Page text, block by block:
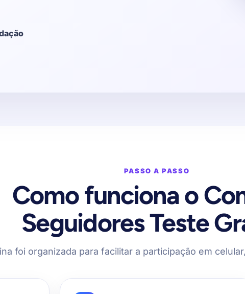
PASSO A PASSO
Como funciona o
Seguidores Teste
foi organizada para facilitar a participação em